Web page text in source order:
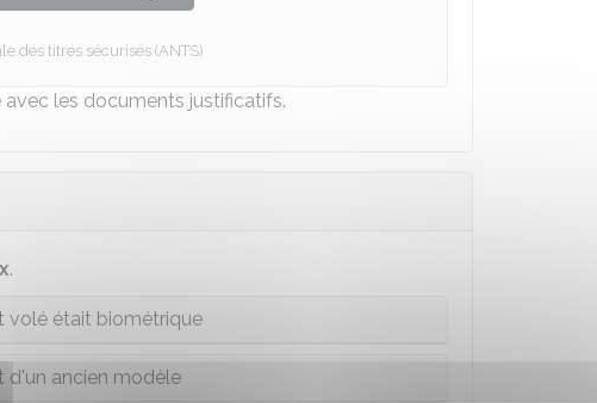
des titres sécurisés (ANTS)
les documents justificatifs.
.
volé était biométrique
d'un ancien modèle